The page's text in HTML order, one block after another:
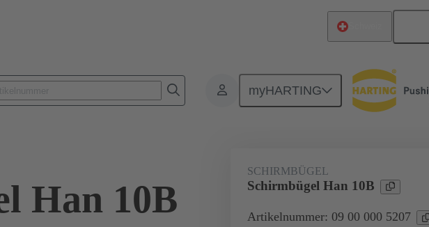
myHARTING
Zubehör Schirmbügel Griffbleche 09 00 000 5207
Han 10B
SCHIRMBÜGEL
Schirmbügel Han 10B
Artikelnummer: 09 00 000 5207